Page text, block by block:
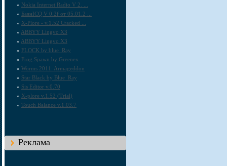
» Nokia Internet Radio V 2. ...
» БаянICQ V 0.2f от 05.01.2 ...
» X-Plore - v.1.52 Cracked ...
» ABBYY Lingvo X3
» ABBYY Lingvo X3
» FLOCK by blue_Ray
» Frog Spawn by Greenex
» Worms 2011: Armageddon
» Star Black by Blue_Ray
» Sis Editor v.0.70
» X-plore v.1.52 (Trial)
» Touch Balance v.1.03.7
Реклама